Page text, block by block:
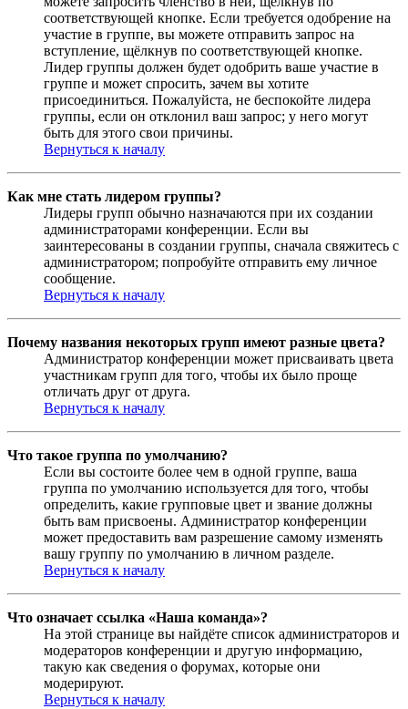
соответствующей кнопке. Если требуется одобрение на
участие в группе, вы можете отправить запрос на
вступление, щёлкнув по соответствующей кнопке.
Лидер группы должен будет одобрить ваше участие в
группе и может спросить, зачем вы хотите
присоединиться. Пожалуйста, не беспокойте лидера
группы, если он отклонил ваш запрос; у него могут
быть для этого свои причины.
Вернуться к началу
Как мне стать лидером группы?
Лидеры групп обычно назначаются при их создании
администраторами конференции. Если вы
заинтересованы в создании группы, сначала свяжитесь с
администратором; попробуйте отправить ему личное
сообщение.
Вернуться к началу
Почему названия некоторых групп имеют разные цвета?
Администратор конференции может присваивать цвета
участникам групп для того, чтобы их было проще
отличать друг от друга.
Вернуться к началу
Что такое группа по умолчанию?
Если вы состоите более чем в одной группе, ваша
группа по умолчанию используется для того, чтобы
определить, какие групповые цвет и звание должны
быть вам присвоены. Администратор конференции
может предоставить вам разрешение самому изменять
вашу группу по умолчанию в личном разделе.
Вернуться к началу
Что означает ссылка «Наша команда»?
На этой странице вы найдёте список администраторов и
модераторов конференции и другую информацию,
такую как сведения о форумах, которые они
модерируют.
Вернуться к началу